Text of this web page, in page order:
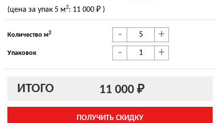
(цена за упак 5 м2: 11 000 ₽ )
Количество м2 - +
Упаковок - +
ИТОГО 11 000 ₽
ПОЛУЧИТЬ СКИДКУ